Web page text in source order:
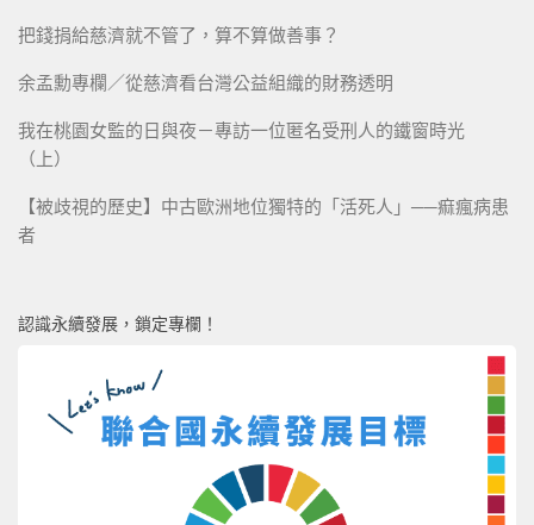
把錢捐給慈濟就不管了，算不算做善事？
余孟勳專欄／從慈濟看台灣公益組織的財務透明
我在桃園女監的日與夜－專訪一位匿名受刑人的鐵窗時光
（上）
【被歧視的歷史】中古歐洲地位獨特的「活死人」──痲瘋病患
者
認識永續發展，鎖定專欄！